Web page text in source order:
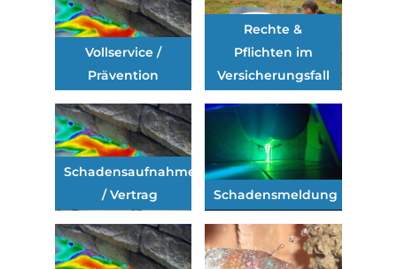
Vollservice /
Prävention
Rechte &
Pflichten im
Versicherungsfall
Schadensaufnahme
/ Vertrag
Schadensmeldung